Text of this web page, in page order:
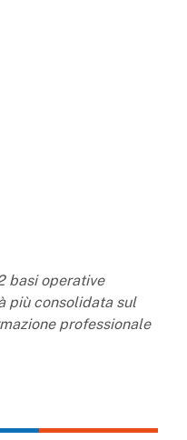
basi operative
più consolidata sul
professionale